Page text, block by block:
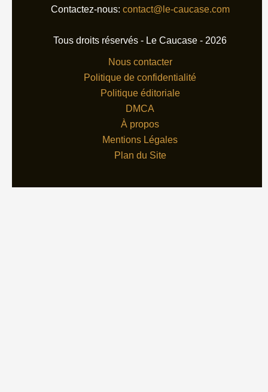
Contactez-nous: contact@le-caucase.com
Tous droits réservés - Le Caucase - 2026
Nous contacter
Politique de confidentialité
Politique éditoriale
DMCA
À propos
Mentions Légales
Plan du Site